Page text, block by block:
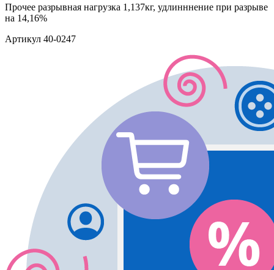
Прочее разрывная нагрузка 1,137кг, удлинннение при разрыве
на 14,16%
Артикул 40-0247